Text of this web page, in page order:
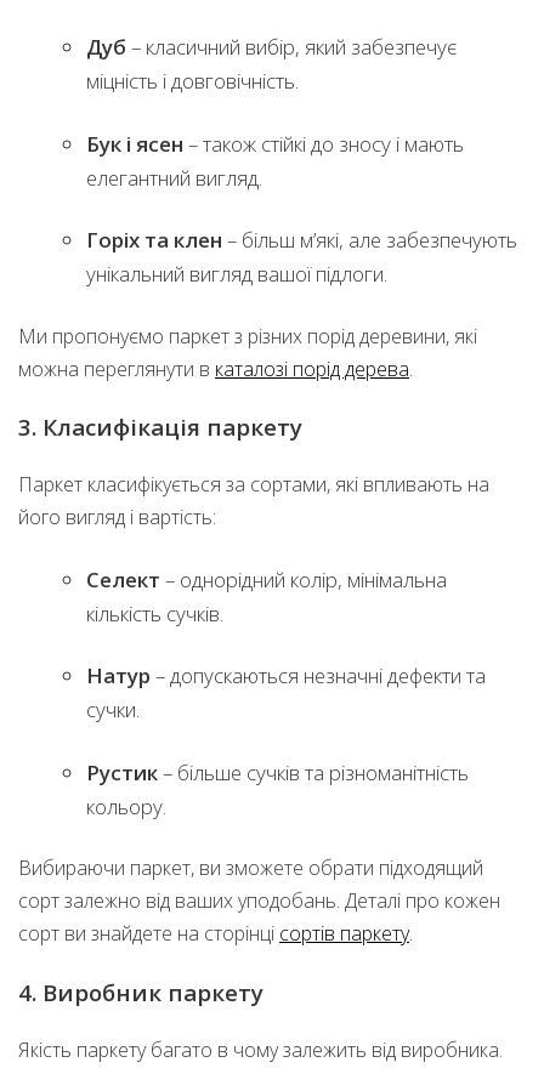
Дуб – класичний вибір, який забезпечує
міцність і довговічність.
Бук і ясен – також стійкі до зносу і мають
елегантний вигляд.
Горіх та клен – більш м’які, але забезпечують
унікальний вигляд вашої підлоги.
Ми пропонуємо паркет з різних порід деревини, які
можна переглянути в каталозі порід дерева.
3. Класифікація паркету
Паркет класифікується за сортами, які впливають на
його вигляд і вартість:
Селект – однорідний колір, мінімальна
кількість сучків.
Натур – допускаються незначні дефекти та
сучки.
Рустик– більше сучків та різноманітність
кольору.
Вибираючи паркет, ви зможете обрати підходящий
сорт залежно від ваших уподобань. Деталі про кожен
сорт ви знайдете на сторінці сортів паркету.
4. Виробник паркету
Якість паркету багато в чому залежить від виробника.